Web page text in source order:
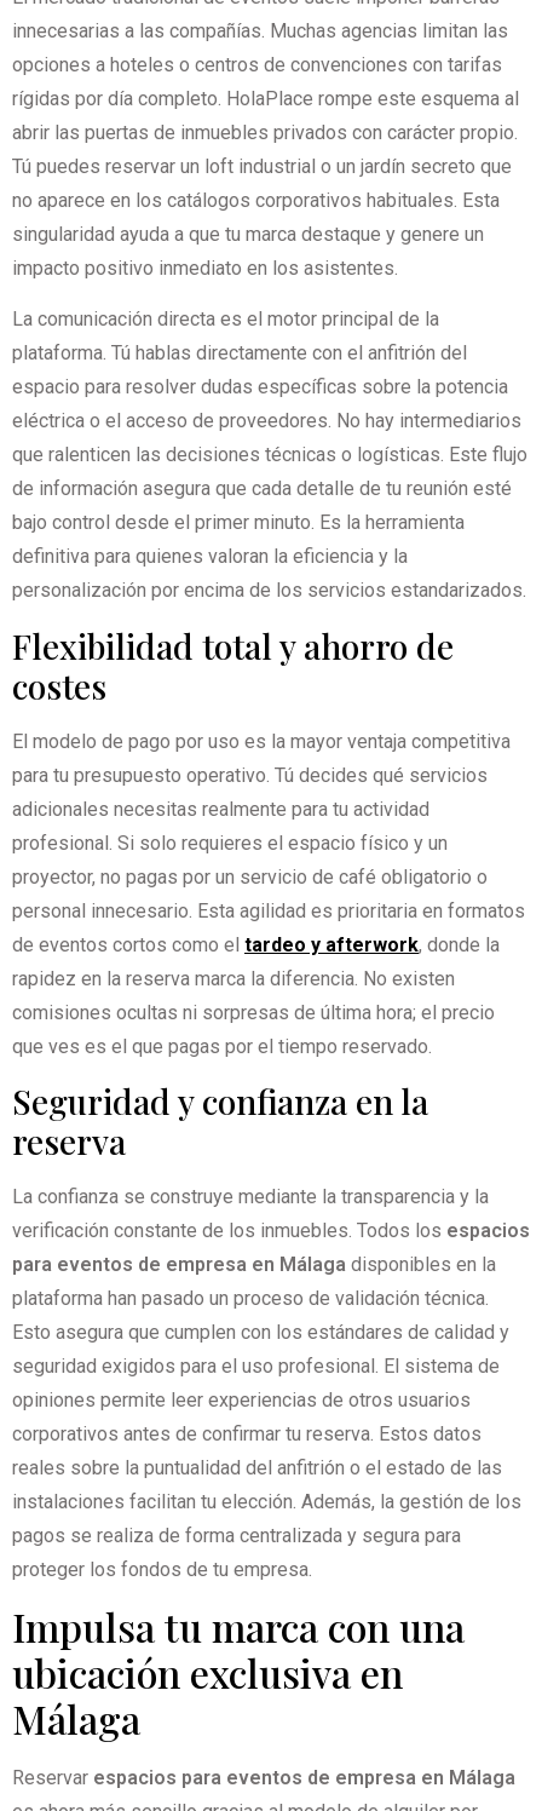
innecesarias a las compañías. Muchas agencias limitan las
opciones a hoteles o centros de convenciones con tarifas
rígidas por día completo. HolaPlace rompe este esquema al
abrir las puertas de inmuebles privados con carácter propio.
Tú puedes reservar un loft industrial o un jardín secreto que
no aparece en los catálogos corporativos habituales. Esta
singularidad ayuda a que tu marca destaque y genere un
impacto positivo inmediato en los asistentes.
La comunicación directa es el motor principal de la
plataforma. Tú hablas directamente con el anfitrión del
espacio para resolver dudas específicas sobre la potencia
eléctrica o el acceso de proveedores. No hay intermediarios
que ralenticen las decisiones técnicas o logísticas. Este flujo
de información asegura que cada detalle de tu reunión esté
bajo control desde el primer minuto. Es la herramienta
definitiva para quienes valoran la eficiencia y la
personalización por encima de los servicios estandarizados.
Flexibilidad total y ahorro de
costes
El modelo de pago por uso es la mayor ventaja competitiva
para tu presupuesto operativo. Tú decides qué servicios
adicionales necesitas realmente para tu actividad
profesional. Si solo requieres el espacio físico y un
proyector, no pagas por un servicio de café obligatorio o
personal innecesario. Esta agilidad es prioritaria en formatos
de eventos cortos como el tardeo y afterwork, donde la
rapidez en la reserva marca la diferencia. No existen
comisiones ocultas ni sorpresas de última hora; el precio
que ves es el que pagas por el tiempo reservado.
Seguridad y confianza en la
reserva
La confianza se construye mediante la transparencia y la
verificación constante de los inmuebles. Todos los espacios
para eventos de empresa en Málaga disponibles en la
plataforma han pasado un proceso de validación técnica.
Esto asegura que cumplen con los estándares de calidad y
seguridad exigidos para el uso profesional. El sistema de
opiniones permite leer experiencias de otros usuarios
corporativos antes de confirmar tu reserva. Estos datos
reales sobre la puntualidad del anfitrión o el estado de las
instalaciones facilitan tu elección. Además, la gestión de los
pagos se realiza de forma centralizada y segura para
proteger los fondos de tu empresa.
Impulsa tu marca con una
ubicación exclusiva en
Málaga
Reservar espacios para eventos de empresa en Málaga